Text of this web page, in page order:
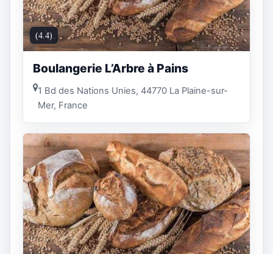
(4.4)
Boulangerie L’Arbre à Pains
1 Bd des Nations Unies, 44770 La Plaine-sur-
Mer, France